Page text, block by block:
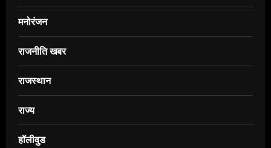
मनोरंजन
राजनीति खबर
राजस्थान
राज्य
हॉलीवुड